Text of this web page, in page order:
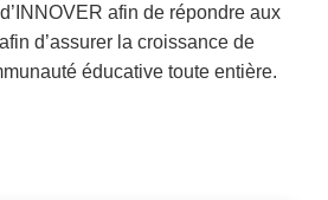
afin de répondre aux
d’assurer la croissance de
éducative toute entière.